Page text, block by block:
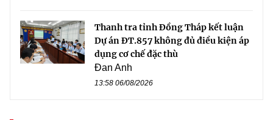
Thanh tra tỉnh Đồng Tháp kết luận
Dự án ĐT.857 không đủ điều kiện áp
dụng cơ chế đặc thù
Đan Anh
13:58 06/08/2026